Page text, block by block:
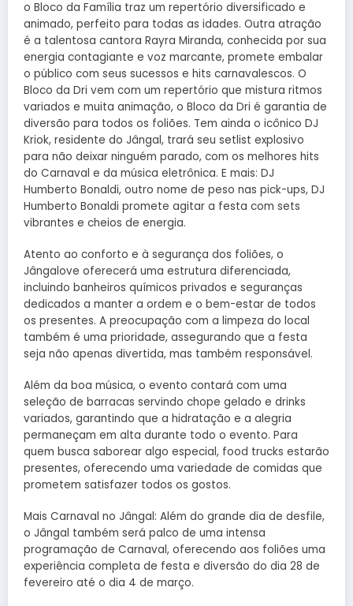
o Bloco da Família traz um repertório diversificado e
animado, perfeito para todas as idades. Outra atração
é a talentosa cantora Rayra Miranda, conhecida por sua
energia contagiante e voz marcante, promete embalar
o público com seus sucessos e hits carnavalescos. O
Bloco da Dri vem com um repertório que mistura ritmos
variados e muita animação, o Bloco da Dri é garantia de
diversão para todos os foliões. Tem ainda o icônico DJ
Kriok, residente do Jângal, trará seu setlist explosivo
para não deixar ninguém parado, com os melhores hits
do Carnaval e da música eletrônica. E mais: DJ
Humberto Bonaldi, outro nome de peso nas pick-ups, DJ
Humberto Bonaldi promete agitar a festa com sets
vibrantes e cheios de energia.
Atento ao conforto e à segurança dos foliões, o
Jângalove oferecerá uma estrutura diferenciada,
incluindo banheiros químicos privados e seguranças
dedicados a manter a ordem e o bem-estar de todos
os presentes. A preocupação com a limpeza do local
também é uma prioridade, assegurando que a festa
seja não apenas divertida, mas também responsável.
Além da boa música, o evento contará com uma
seleção de barracas servindo chope gelado e drinks
variados, garantindo que a hidratação e a alegria
permaneçam em alta durante todo o evento. Para
quem busca saborear algo especial, food trucks estarão
presentes, oferecendo uma variedade de comidas que
prometem satisfazer todos os gostos.
Mais Carnaval no Jângal: Além do grande dia de desfile,
o Jângal também será palco de uma intensa
programação de Carnaval, oferecendo aos foliões uma
experiência completa de festa e diversão do dia 28 de
fevereiro até o dia 4 de março.